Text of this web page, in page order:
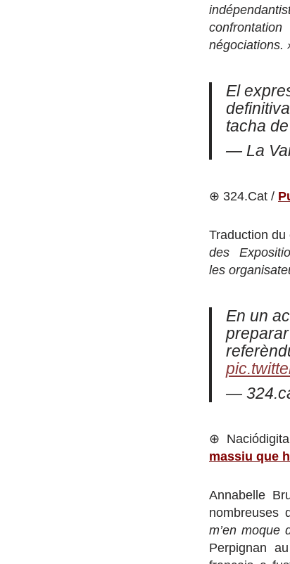
négociations.
El
tacha
— La
⊕ 324.Cat /
Traduction du
des
les
En un
—
⊕
massiu que
Annabelle
nombreuses
m’en moque
Perpignan